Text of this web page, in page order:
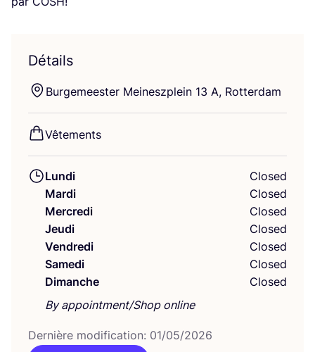
Détails
Bur­ge­mees­ter Mei­nesz­plein 13 A, Rotterdam
Vête­ments
Lundi
Closed
Mardi
Closed
Mercredi
Closed
Jeudi
Closed
Vendredi
Closed
Samedi
Closed
Dimanche
Closed
By appointment/Shop online
Der­nière modi­fi­ca­tion: 01/05/2026